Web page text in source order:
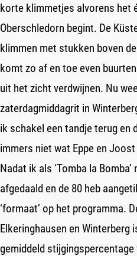
korte klimmetjes alvorens het
Oberschledorn begint. De
klimmen met stukken boven
komt zo af en toe even
uit het zicht verdwijnen. Nu
zaterdagmiddagrit in
ik schakel een tandje terug en
immers niet wat Eppe en
Nadat ik als ‘Tomba la
afgedaald en de 80 heb
‘formaat’ op het programma.
Elkeringhausen en Winterberg
gemiddeld